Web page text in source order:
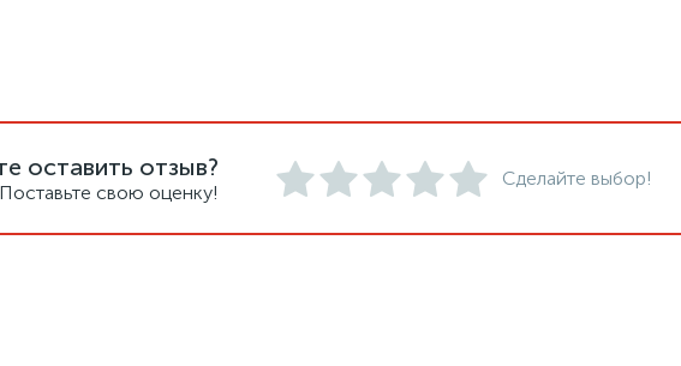
оставить отзыв?
Поставьте свою оценку!
Сделайте выбор!